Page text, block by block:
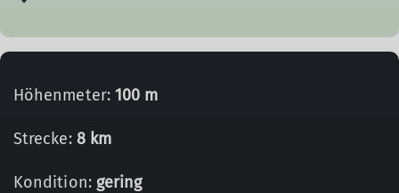
Höhenmeter: 100 m
Strecke: 8 km
Kondition: gering